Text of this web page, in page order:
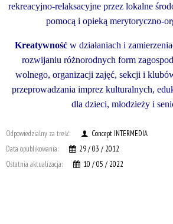
rekreacyjno-relaksacyjne przez lokalne
pomocą i opieką merytoryczno-
Kreatywność w działaniach i
rozwijaniu różnorodnych form
wolnego, organizacji zajęć, sekcji i
przeprowadzania imprez kulturalnych,
dla dzieci, młodzieży i
Odpowiedzialny za treść:
Concept INTERMEDIA
Data opublikowania:
29 / 03 / 2012
Ostatnia aktualizacja:
10 / 05 / 2022